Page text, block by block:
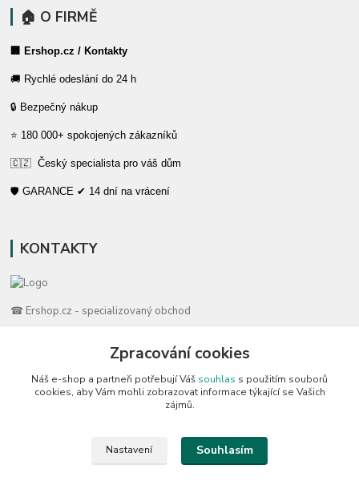
🏠 O FIRMĚ
🏢 Ershop.cz / Kontakty
🚚 Rychlé odeslání do 24 h
🔒 Bezpečný nákup
⭐ 180 000+ spokojených zákazníků
🇨🇿 Český specialista pro váš dům
🛡️ GARANCE ✔ 14 dní na vrácení
KONTAKTY
☎ Ershop.cz - specializovaný obchod
🛡️ Zákaznická podpora
📞 728 007 997
⏰ Po-Pá | 7:00 - 13:30 |
Zpracování cookies
Náš e-shop a partneři potřebují Váš souhlas s použitím souborů
cookies, aby Vám mohli zobrazovat informace týkající se Vašich
zájmů.
Nastavení Souhlasím